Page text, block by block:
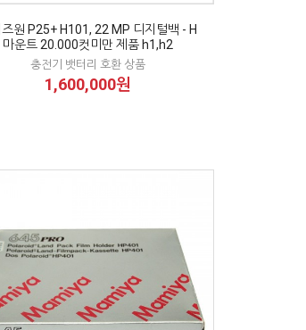
원 P25+ H101, 22 MP 디지털백 - H
마운트 20.000컷미만 제품 h1,h2
충전기 뱃터리 호환 상품
1,600,000원